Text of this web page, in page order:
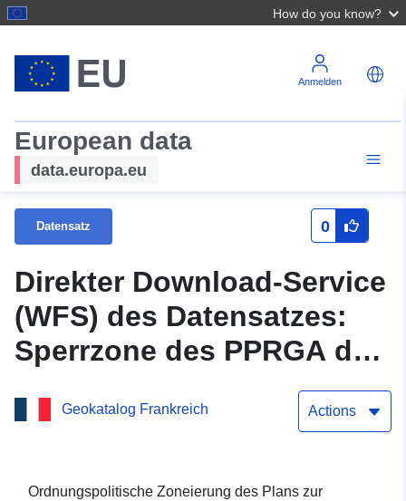
How do you know?
Anmelden
European data
data.europa.eu
Datensatz 0
Direkter Download-Service
(WFS) des Datensatzes:
Sperrzone des PPRGA der
Gemeinde Castillon-Savès
(Gers)Geokatalog Frankreich Actions
Ordnungspolitische Zoneierung des Plans zur